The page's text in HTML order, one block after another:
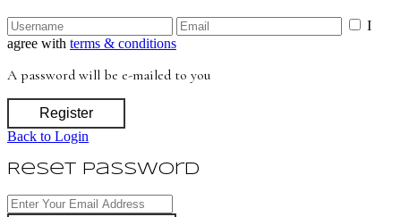
I
agree with terms & conditions
A password will be e-mailed to you
Register
Back to Login
Reset Password